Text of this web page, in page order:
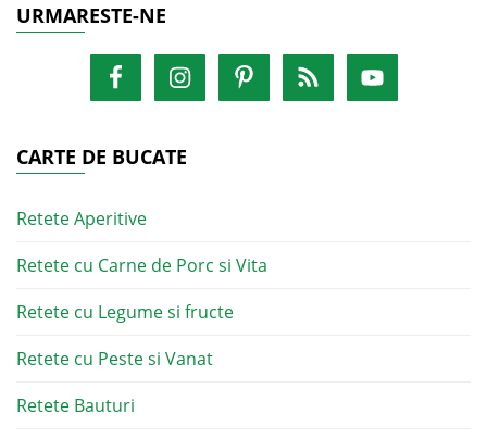
URMARESTE-NE
CARTE DE BUCATE
Retete Aperitive
Retete cu Carne de Porc si Vita
Retete cu Legume si fructe
Retete cu Peste si Vanat
Retete Bauturi